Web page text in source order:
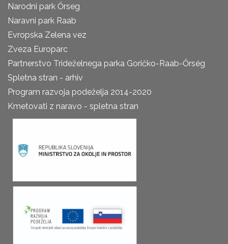
Narodni park Őrseg
Naravni park Raab
Evropska Zelena vez
Zveza Europarc
Partnerstvo Trideželnega parka Goričko-Raab-Őrség
Spletna stran - arhiv
Program razvoja podeželja 2014-2020
Kmetovati z naravo - spletna stran